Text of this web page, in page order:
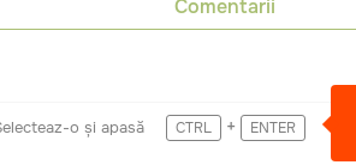
Comentarii
o și apasă CTRL + ENTER